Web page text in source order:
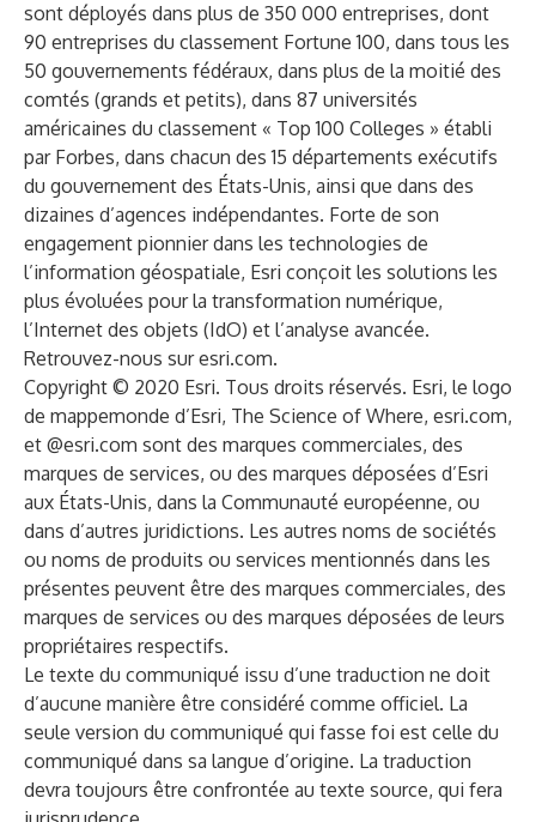
sont déployés dans plus de 350 000 entreprises, dont
90 entreprises du classement Fortune 100, dans tous les
50 gouvernements fédéraux, dans plus de la moitié des
comtés (grands et petits), dans 87 universités
américaines du classement « Top 100 Colleges » établi
par Forbes, dans chacun des 15 départements exécutifs
du gouvernement des États-Unis, ainsi que dans des
dizaines d’agences indépendantes. Forte de son
engagement pionnier dans les technologies de
l’information géospatiale, Esri conçoit les solutions les
plus évoluées pour la transformation numérique,
l’Internet des objets (IdO) et l’analyse avancée.
Retrouvez-nous suresri.com.
Copyright © 2020 Esri. Tous droits réservés. Esri, le logo
de mappemonde d’Esri, The Science of Where, esri.com,
et @esri.com sont des marques commerciales, des
marques de services, ou des marques déposées d’Esri
aux États-Unis, dans la Communauté européenne, ou
dans d’autres juridictions. Les autres noms de sociétés
ou noms de produits ou services mentionnés dans les
présentes peuvent être des marques commerciales, des
marques de services ou des marques déposées de leurs
propriétaires respectifs.
Le texte du communiqué issu d’une traduction ne doit
d’aucune manière être considéré comme officiel. La
seule version du communiqué qui fasse foi est celle du
communiqué dans sa langue d’origine. La traduction
devra toujours être confrontée au texte source, qui fera